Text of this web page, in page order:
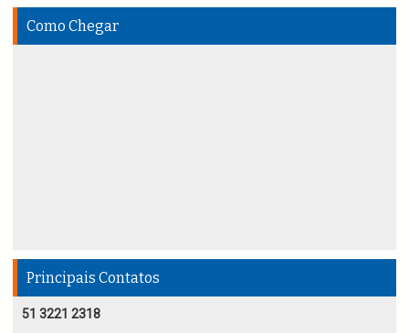
Como Chegar
Principais Contatos
51 3221 2318